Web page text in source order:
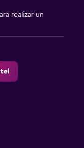
realizar un